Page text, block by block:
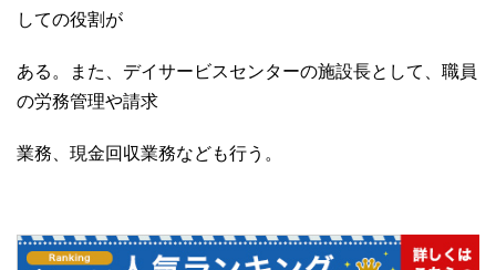
しての役割が
ある。また、デイサービスセンターの施設長として、職員
の労務管理や請求
業務、現金回収業務なども行う。